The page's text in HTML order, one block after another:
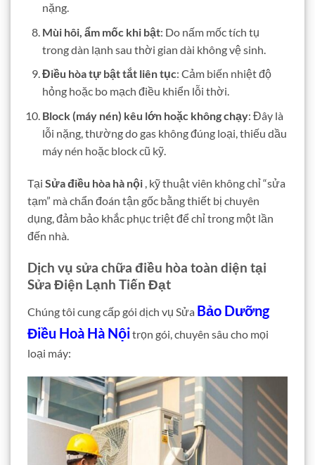
nặng.
Mùi hôi, ẩm mốc khi bật: Do nấm mốc tích tụ
trong dàn lạnh sau thời gian dài không vệ sinh.
Điều hòa tự bật tắt liên tục: Cảm biến nhiệt độ
hỏng hoặc bo mạch điều khiển lỗi thời.
Block (máy nén) kêu lớn hoặc không chạy: Đây là
lỗi nặng, thường do gas không đúng loại, thiếu dầu
máy nén hoặc block cũ kỹ.
Tại Sửa điều hòa hà nội , kỹ thuật viên không chỉ “sửa
tạm” mà chẩn đoán tận gốc bằng thiết bị chuyên
dụng, đảm bảo khắc phục triệt để chỉ trong một lần
đến nhà.
Dịch vụ sửa chữa điều hòa toàn diện tại
Sửa Điện Lạnh Tiến Đạt
Chúng tôi cung cấp gói dịch vụ Sửa Bảo Dưỡng
Điều Hoà Hà Nộitrọn gói, chuyên sâu cho mọi
loại máy: